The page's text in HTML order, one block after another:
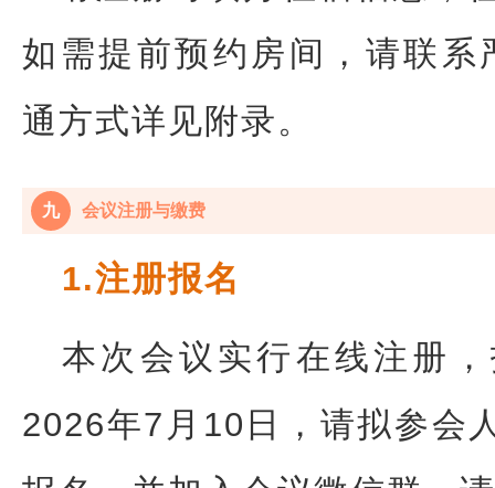
如需提前预约房间，请联系
通方式详见附录。
九 会议注册与缴费
1.注册报名
本次会议实行在线注册
2026年7月10日，请拟参会